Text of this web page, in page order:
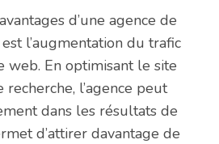
d’une agence de
l’augmentation du trafic
web. En optimisant le site
l’agence peut
dans les résultats de
d’attirer davantage de